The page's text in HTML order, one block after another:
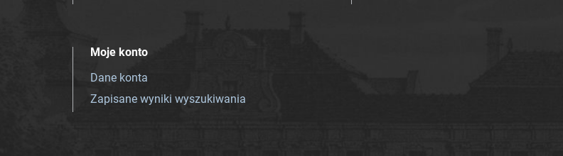
Moje konto
Dane konta
Zapisane wyniki wyszukiwania